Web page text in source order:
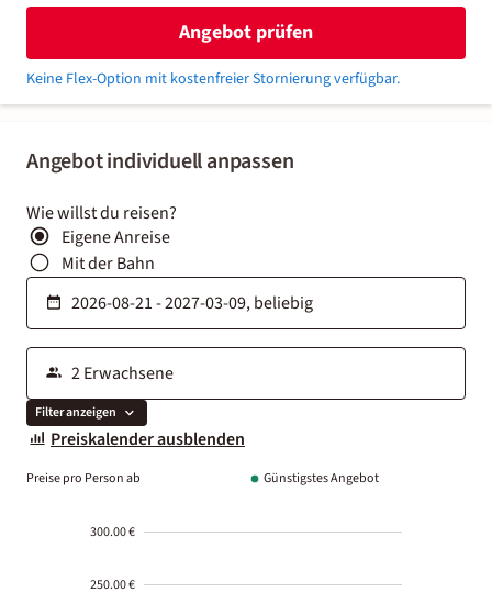
Angebot individuell anpassen
Wie willst du reisen?
Eigene Anreise
Mit der Bahn
Filter anzeigen
Preiskalender ausblenden
Preise pro Person ab Günstigstes Angebot
300.00 €
250.00 €
Angebot prüfen
Keine Flex-Option mit kostenfreier Stornierung verfügbar.